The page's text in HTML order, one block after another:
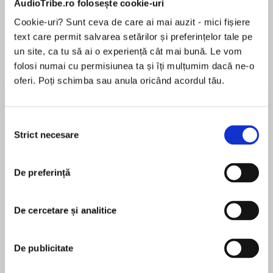
AudioTribe.ro folosește cookie-uri
Cookie-uri? Sunt ceva de care ai mai auzit - mici fișiere
text care permit salvarea setărilor și preferințelor tale pe
un site, ca tu să ai o experiență cât mai bună. Le vom
folosi numai cu permisiunea ta și îți mulțumim dacă ne-o
oferi. Poți schimba sau anula oricând acordul tău.
consimțământului
Strict necesare
De preferință
De cercetare și analitice
De publicitate
Desprecarte
The very first Logan McRae novel in the No.1
bestselling crime series from Stuart MacBride.
hunt a child killer who stalks the frozen streets.
terrible weather…
It’s DS Logan McRae’s first day back on the job
after a year off on the sick, and it couldn’t get
much worse. Three-year-old David Reid’s body
is discovered in a ditch: strangled, mutilated
pentru această carte
Stuart MacBride is the Sunday Times No. 1